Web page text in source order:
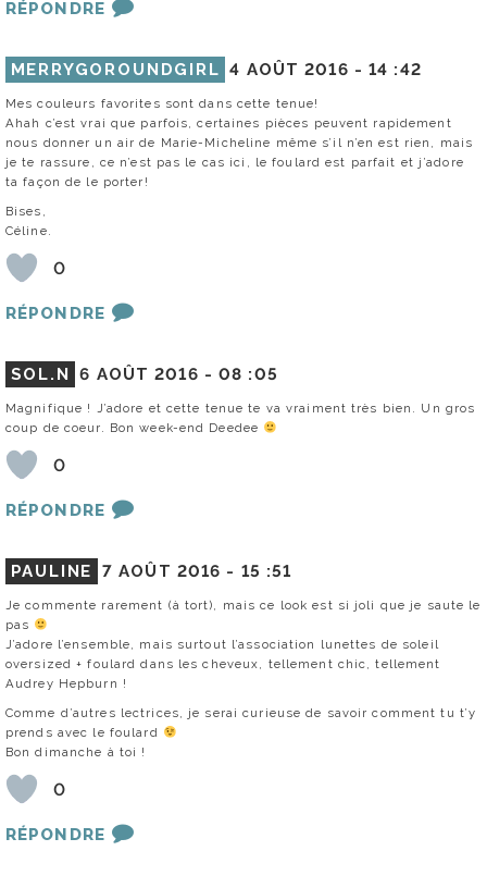
RÉPONDRE
MERRYGOROUNDGIRL 4 AOÛT 2016 -14 :42
Mes couleurs favorites sont dans cette tenue!
Ahah c’est vrai que parfois, certaines pièces peuvent rapidement
nous donner un air de Marie-Micheline même s’il n’en est rien, mais
je te rassure, ce n’est pas le cas ici, le foulard est parfait et j’adore
ta façon de le porter!
Bises,
Céline.
0
RÉPONDRE
SOL.N 6 AOÛT 2016 -08 :05
Magnifique ! J’adore et cette tenue te va vraiment très bien. Un gros
coup de coeur. Bon week-end Deedee
0
RÉPONDRE
PAULINE 7 AOÛT 2016 - 15 :51
Je commente rarement (à tort), mais ce look est si joli que je saute le
pas
J’adore l’ensemble, mais surtout l’association lunettes de soleil
oversized + foulard dans les cheveux, tellement chic, tellement
Audrey Hepburn !
Comme d’autres lectrices, je serai curieuse de savoir comment tu t’y
prends avec le foulard
Bon dimanche à toi !
0
RÉPONDRE